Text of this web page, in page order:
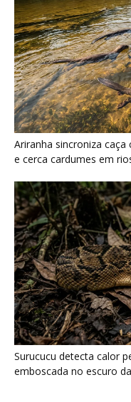
Surucucu detecta calor
emboscada no escuro
Últimas noticias
7 de
dentro
7 de